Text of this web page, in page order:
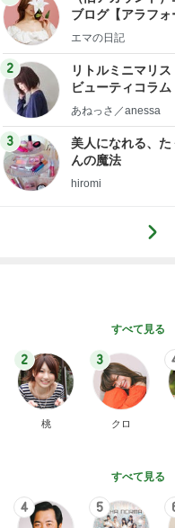
ブログ【アラフォ
社売却セカンドラ
エマの日記
2
リトルミニマリス
ビューティコラ
little
あねっさ／anessa
3
美人になれる、た
んの魔法
hiromi
すべて見る
2
桃
3
クロ
すべて見る
4 5